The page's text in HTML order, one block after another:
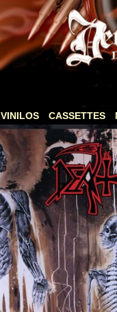
VINILOS CASSETTES